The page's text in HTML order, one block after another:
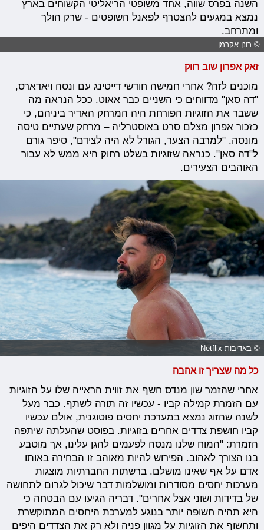
השנה בפרס שווה, אחד משופטי הריאליטי הקשוחים בארץ
נמצא במגעים להצטרף לפאנל השופטים - שרק הולך
ומתרחב.
© רונן אקרמן
זאק אפרון שוב רווק
מוכנים לזה? אחרי חמישה חודשי דייטינג עם ונסה ויאדארס,
"דה סאן" מדווחים כי השניים כבר אאוט. ככל הנראה מה
ששבר את הזוגיות הפורחת היה המרחק האדיר ביניהם, כי
כזכור אפרון מצלם סרט באוסטרליה – מרחק שעתיים טיסה
מונסה. "למרבה הצער, הגורל לא היה לצידם", סיפר גורם
ל"דה סאן". כנראה שזוגיות בשלט רחוק היא ממש לא עבור
האוהבים הצעירים.
© באדיבות Netflix
כל מה שצריך זו אהבה
אחרי שהזמר שון מנדס חשף את זווית הראייה שלו על הזוגיות
עם הזמרת קמילה קביו - עכשיו זה תורה לשתף. כבר מעל
לשנה שהזוג נמצא במערכת יחסים פוטוגנית, אולם עכשיו
קביו חושפת צדדים אחרים בזוגיות. בפוסט שהעלתה שיתפה
הזמרת: "המוח שלנו מנסה לפעמים להגן עלינו, אך מוטבע
בנו הצורך לאהוב. הפירוש להיות מאוהב זו הבחירה באותו
אדם על אף שאינו מושלם. ברשתות החברתיות מוצגות
מערכות יחסים מסודרות ומושלמות דבר שיכול לגרום לתחושה
של בדידות ושוני אצל אחרים". דבריה הגיעו עם הבטחה כי
היא תהיה חשופה יותר בנוגע למערכת היחסים המתוקשרת
ותחשוף את הזוגיות על מגוון פניה ולא רק את הצדדים היפים